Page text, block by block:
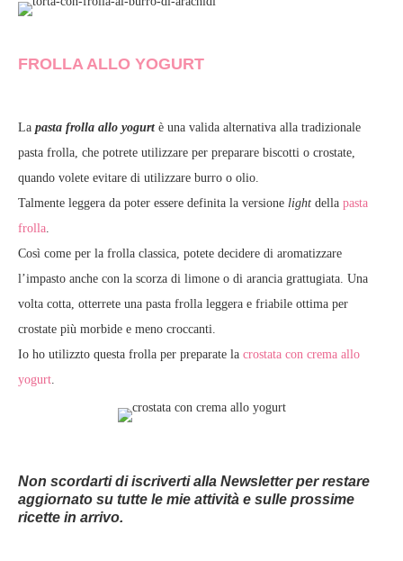
FROLLA ALLO YOGURT
La pasta frolla allo yogurt è una valida alternativa alla tradizionale
pasta frolla, che potrete utilizzare per preparare biscotti o crostate,
quando volete evitare di utilizzare burro o olio.
Talmente leggera da poter essere definita la versione light della pasta
frolla.
Così come per la frolla classica, potete decidere di aromatizzare
l’impasto anche con la scorza di limone o di arancia grattugiata. Una
volta cotta, otterrete una pasta frolla leggera e friabile ottima per
crostate più morbide e meno croccanti.
Io ho utilizzto questa frolla per preparate la crostata con crema allo
yogurt.
Non scordarti di iscriverti alla Newsletter per restare
aggiornato su tutte le mie attività e sulle prossime
ricette in arrivo.